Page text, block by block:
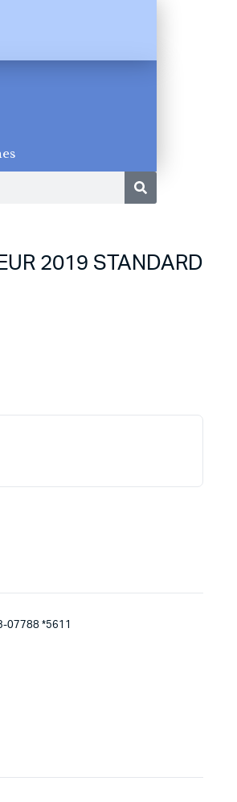
2019 STANDARD
07788 *5611